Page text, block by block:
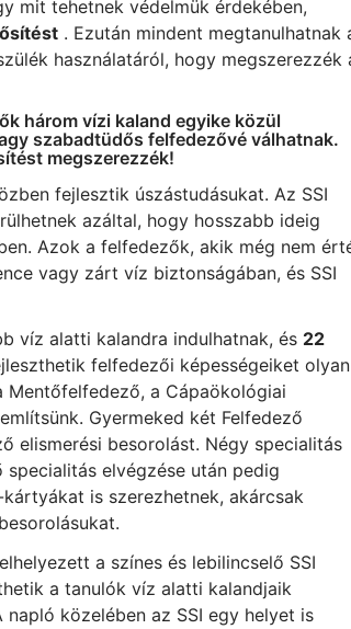
mit tehetnek védelmük érdekében,
. Ezután mindent megtanulhatnak
használatáról, hogy megszerezzék
három vízi kaland egyike közül
szabadtüdős felfedezővé válhatnak.
megszerezzék!
fejlesztik úszástudásukat. Az SSI
azáltal, hogy hosszabb ideig
Azok a felfedezők, akik még nem
vagy zárt víz biztonságában, és SSI
víz alatti kalandra indulhatnak, és 22
felfedezői képességeiket olyan
a Cápaökológiai
Gyermeked két Felfedező
elismerési besorolást. Négy specialitás
elvégzése után pedig
is szerezhetnek, akárcsak
a színes és lebilincselő SSI
a tanulók víz alatti kalandjaik
közelében az SSI egy helyet is